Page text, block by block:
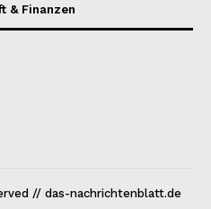
& Finanzen
// das-nachrichtenblatt.de